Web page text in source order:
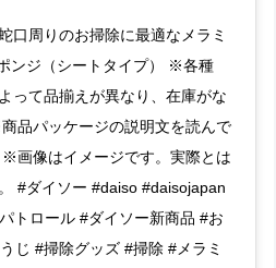
口周りのお掃除に最適なメラミ
ンジ（シートタイプ） ※各種
って品揃えが異なり、在庫がな
品パッケージの説明文を読んで
画像はイメージです。実際とは
#ダイソー #daiso #daisojapan
トロール #ダイソー新商品 #お
じ #掃除グッズ #掃除 #メラミ